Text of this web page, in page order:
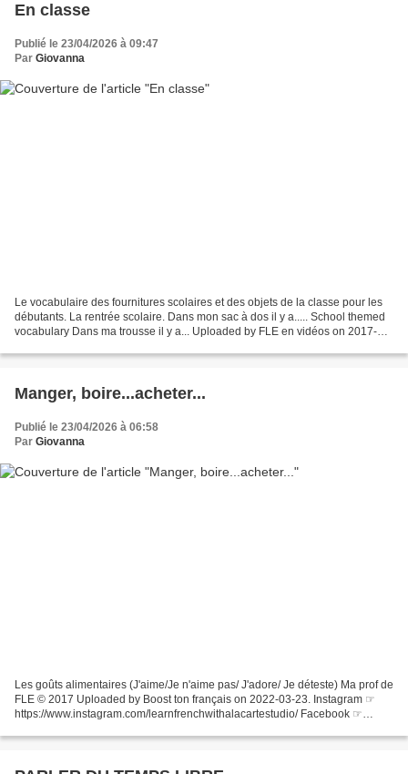
En classe
Publié le 23/04/2026 à 09:47
Par Giovanna
Le vocabulaire des fournitures scolaires et des objets de la classe pour les
débutants. La rentrée scolaire. Dans mon sac à dos il y a..... School themed
vocabulary Dans ma trousse il y a... Uploaded by FLE en vidéos on 2017-10-
Manger, boire...acheter...
Publié le 23/04/2026 à 06:58
Par Giovanna
Les goûts alimentaires (J'aime/Je n'aime pas/ J'adore/ Je déteste) Ma prof de
FLE © 2017 Uploaded by Boost ton français on 2022-03-23. Instagram ☞
https://www.instagram.com/learnfrenchwithalacartestudio/ Facebook ☞